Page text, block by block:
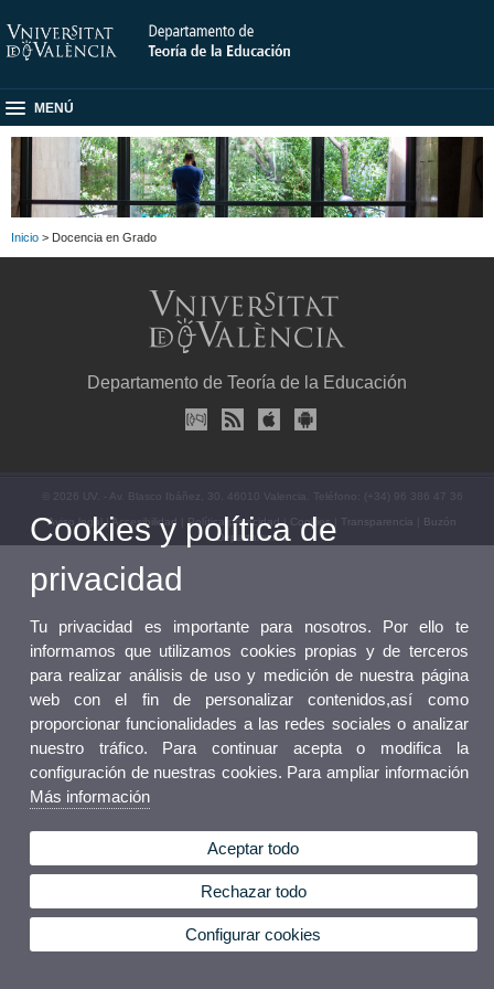
MENÚ
Inicio > Docencia en Grado
Departamento de Teoría de la Educación
© 2026 UV. - Av. Blasco Ibáñez, 30. 46010 Valencia. Teléfono: (+34) 96 386 47 36
Aviso legal|Accesibilidad |Política privacidad| Cookies| Transparencia
Buzón
Departamento
Cookies y política de
privacidad
Tu privacidad es importante para nosotros. Por ello te
informamos que utilizamos cookies propias y de terceros
para realizar análisis de uso y medición de nuestra página
web con el fin de personalizar contenidos,así como
proporcionar funcionalidades a las redes sociales o analizar
nuestro tráfico. Para continuar acepta o modifica la
configuración de nuestras cookies. Para ampliar información
Más información
Aceptar todo
Rechazar todo
Configurar cookies